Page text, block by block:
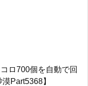
ロ700個を自動で回
Part5368】